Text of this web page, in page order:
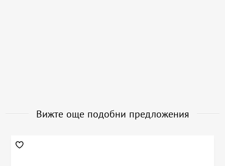
Вижте още подобни предложения